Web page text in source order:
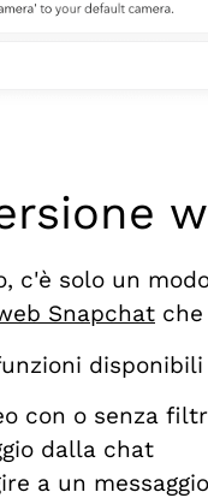
c'è solo un
Snapchat
con o senza
dalla chat
a un messaggio